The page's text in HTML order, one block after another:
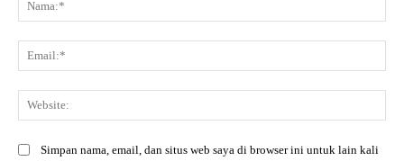
Simpan nama, email, dan situs web saya di browser ini untuk lain kali